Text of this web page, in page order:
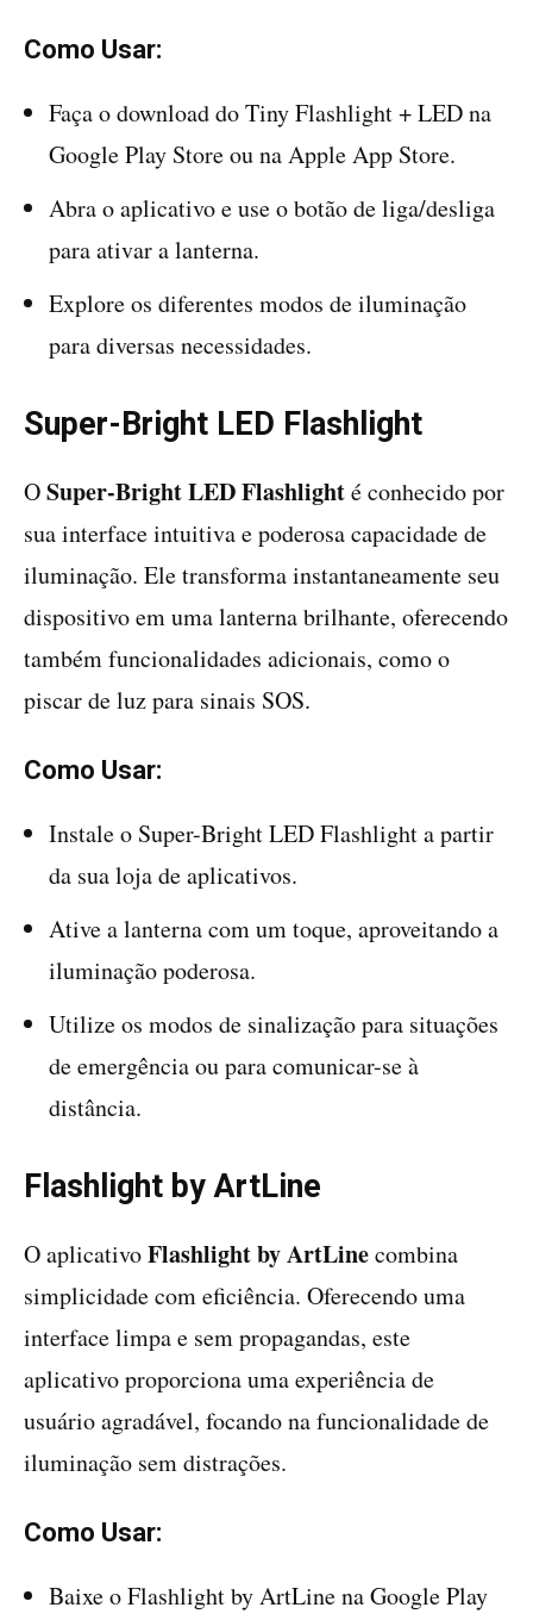
Como Usar:
Faça o download do Tiny Flashlight + LED na
Google Play Store ou na Apple App Store.
Abra o aplicativo e use o botão de liga/desliga
para ativar a lanterna.
Explore os diferentes modos de iluminação
para diversas necessidades.
Super-Bright LED Flashlight
OSuper-Bright LED Flashlighté conhecido por
sua interface intuitiva e poderosa capacidade de
iluminação. Ele transforma instantaneamente seu
dispositivo em uma lanterna brilhante, oferecendo
também funcionalidades adicionais, como o
piscar de luz para sinais SOS.
Como Usar:
Instale o Super-Bright LED Flashlight a partir
da sua loja de aplicativos.
Ative a lanterna com um toque, aproveitando a
iluminação poderosa.
Utilize os modos de sinalização para situações
de emergência ou para comunicar-se à
distância.
Flashlight by ArtLine
O aplicativoFlashlight by ArtLinecombina
simplicidade com eficiência. Oferecendo uma
interface limpa e sem propagandas, este
aplicativo proporciona uma experiência de
usuário agradável, focando na funcionalidade de
iluminação sem distrações.
Como Usar:
Baixe o Flashlight by ArtLine na Google Play